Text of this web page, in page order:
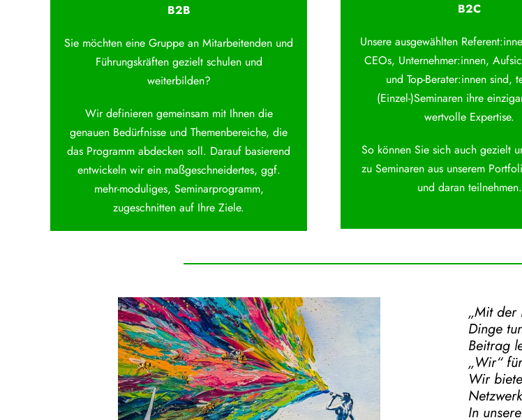
B2B
Sie möchten eine Gruppe an Mitarbeitenden und
Führungskräften gezielt schulen und
weiterbilden?
Wir definieren gemeinsam mit Ihnen die
genauen Bedürfnisse und Themenbereiche, die
das Programm abdecken soll. Darauf basierend
entwickeln wir ein maßgeschneidertes, ggf.
mehr-moduliges, Seminarprogramm,
zugeschnitten auf Ihre Ziele.
B2C
Unsere ausgewählten
CEOs, Unternehmer:innen,
und Top-Berater:innen sind,
(Einzel-)Seminaren ihre
wertvolle Expertise.
So können Sie sich auch gezielt
zu Seminaren aus unserem
und daran teilnehmen.
„Mit der
Dinge
Beitrag
„Wir“
Wir
In